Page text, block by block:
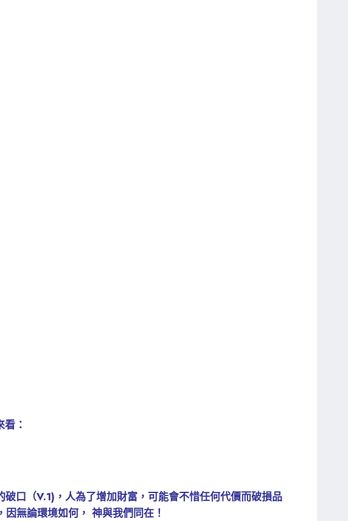
：
口（V.1)，人為了增加財富，可能會不惜任何代價而破損品
無論環境如何， 神與我們同在！